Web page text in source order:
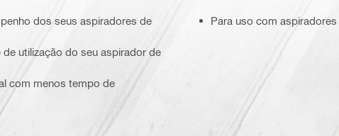
dos seus aspiradores de
utilização do seu aspirador de
com menos tempo de
Para uso com